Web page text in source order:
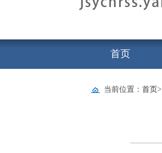
首页
当前位置： 首页>